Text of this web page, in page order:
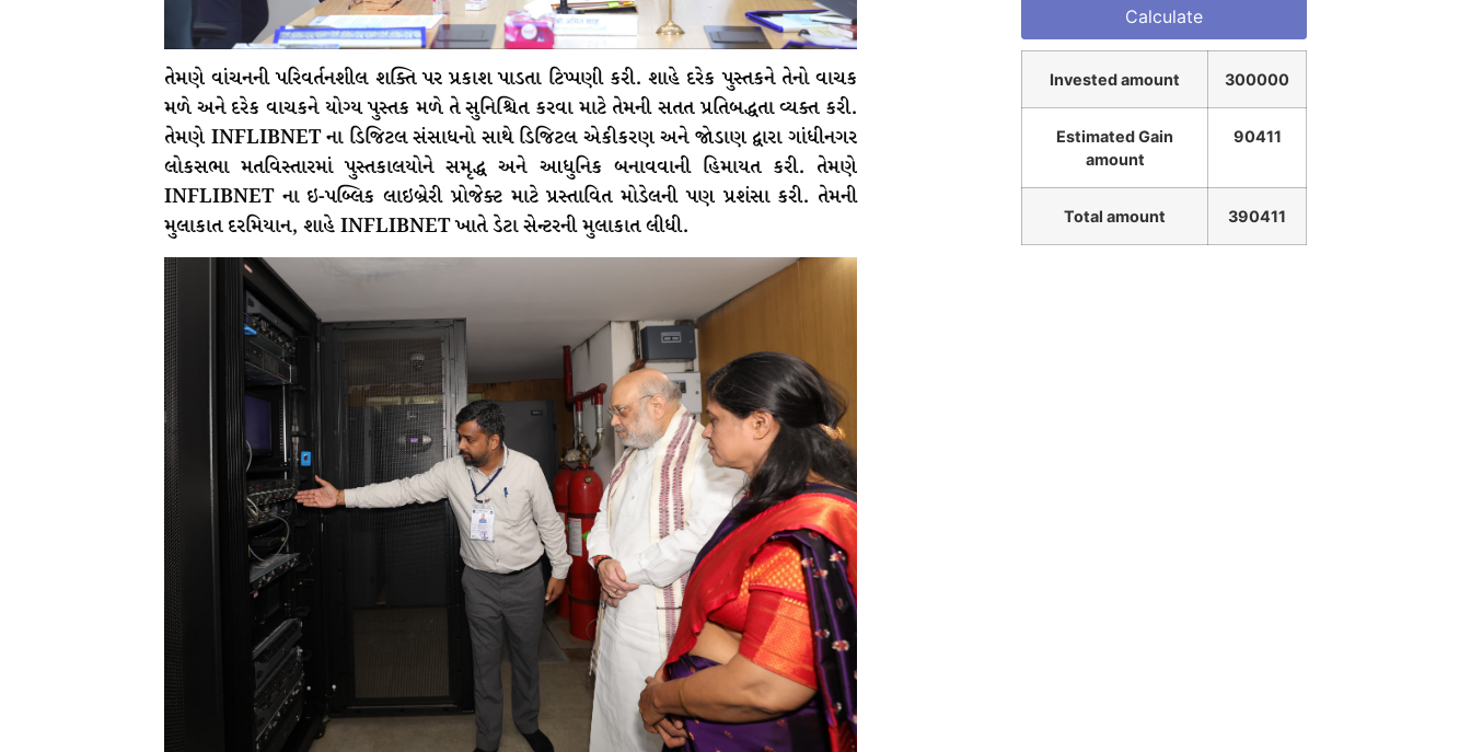
તેમણે વાંચનની પરિવર્તનશીલ શક્તિ પર પ્રકાશ પાડતા ટિપ્પણી કરી. શાહે દરેક પુસ્તકને તેનો વાચક
મળે અને દરેક વાચકને યોગ્ય પુસ્તક મળે તે સુનિશ્ચિત કરવા માટે તેમની સતત પ્રતિબદ્ધતા વ્યક્ત કરી.
તેમણે INFLIBNET ના ડિજિટલ સંસાધનો સાથે ડિજિટલ એકીકરણ અને જોડાણ દ્વારા ગાંધીનગર
લોકસભા મતવિસ્તારમાં પુસ્તકાલયોને સમૃદ્ધ અને આધુનિક બનાવવાની હિમાયત કરી. તેમણે
INFLIBNET ના ઇ-પબ્લિક લાઇબ્રેરી પ્રોજેક્ટ માટે પ્રસ્તાવિત મોડેલની પણ પ્રશંસા કરી. તેમની
મુલાકાત દરમિયાન, શાહે INFLIBNET ખાતે ડેટા સેન્ટરની મુલાકાત લીધી.
Invested amount 300000
Estimated Gain
amount
90411
Total amount 390411